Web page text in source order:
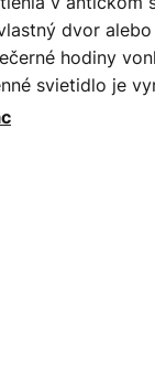
dvor
hodiny
svietidlo je
krásnym